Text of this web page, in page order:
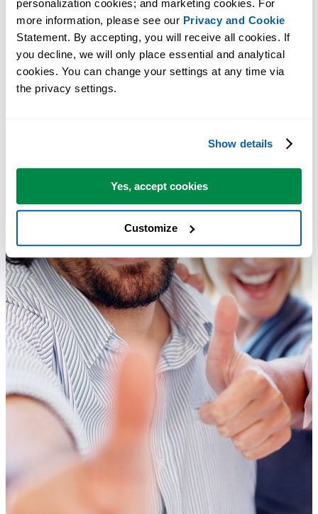
personalization cookies; and marketing cookies. For
more information, please see our Privacy and Cookie
Statement. By accepting, you will receive all cookies. If
you decline, we will only place essential and analytical
cookies. You can change your settings at any time via
the privacy settings.
Show details
Yes, accept cookies
Customize